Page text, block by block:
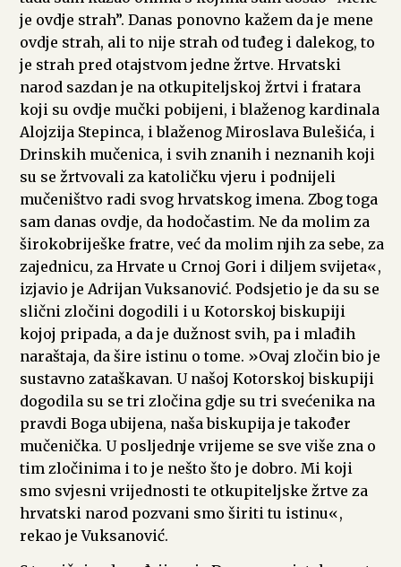
je ovdje strah”. Danas ponovno kažem da je mene
ovdje strah, ali to nije strah od tuđeg i dalekog, to
je strah pred otajstvom jedne žrtve. Hrvatski
narod sazdan je na otkupiteljskoj žrtvi i fratara
koji su ovdje mučki pobijeni, i blaženog kardinala
Alojzija Stepinca, i blaženog Miroslava Bulešića, i
Drinskih mučenica, i svih znanih i neznanih koji
su se žrtvovali za katoličku vjeru i podnijeli
mučeništvo radi svog hrvatskog imena. Zbog toga
sam danas ovdje, da hodočastim. Ne da molim za
širokobriješke fratre, već da molim njih za sebe, za
zajednicu, za Hrvate u Crnoj Gori i diljem svijeta«,
izjavio je Adrijan Vuksanović. Podsjetio je da su se
slični zločini dogodili i u Kotorskoj biskupiji
kojoj pripada, a da je dužnost svih, pa i mlađih
naraštaja, da šire istinu o tome. »Ovaj zločin bio je
sustavno zataškavan. U našoj Kotorskoj biskupiji
dogodila su se tri zločina gdje su tri svećenika na
pravdi Boga ubijena, naša biskupija je također
mučenička. U posljednje vrijeme se sve više zna o
tim zločinima i to je nešto što je dobro. Mi koji
smo svjesni vrijednosti te otkupiteljske žrtve za
hrvatski narod pozvani smo širiti tu istinu«,
rekao je Vuksanović.